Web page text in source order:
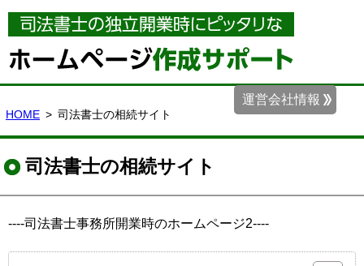
運営会社情報
HOME 司法書士の相続サイト
司法書士の相続サイト
----司法書士事務所開業時のホームページ2----